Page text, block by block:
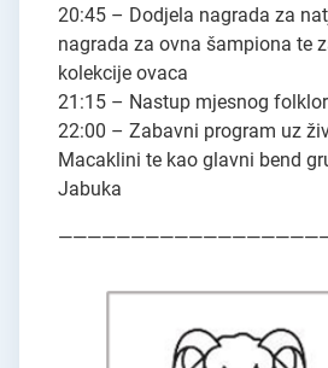
20:45 – Dodjela nagrada za
nagrada za ovna šampiona te
kolekcije ovaca
21:15 – Nastup mjesnog
22:00 – Zabavni program uz
Macaklini te kao glavni bend
Jabuka